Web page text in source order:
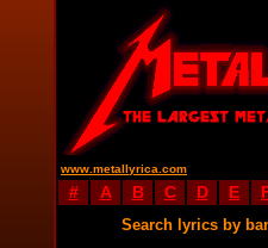
www.metallyrica.com
# A B C D E
Search lyrics by